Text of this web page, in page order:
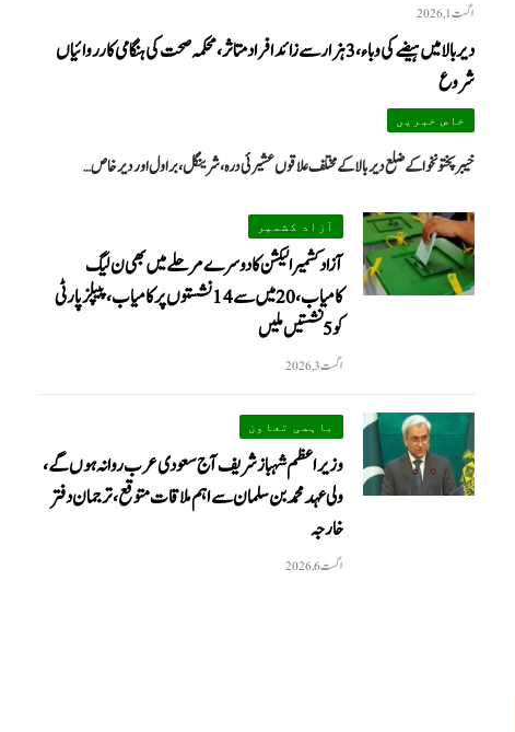
اگست 1, 2026
دیر بالا میں ہیضے کی وباء، 3 ہزار سے زائد افراد متاثر، محکمہ صحت کی ہنگامی کارروائیاں
شروع
خاص خبریں
خیبرپختونخوا کے ضلع دیر بالا کے مختلف علاقوں عشیرئی درہ، شرینگل، براول اور دیر خاص…
آزاد کشمیر
آزاد کشمیر الیکشن کا دوسرے مرحلے میں بھی ن لیگ
کامیاب، 20 میں سے 14 نشستوں پر کامیاب، پیپلزپارٹی
کو 5 نشستیں ملیں
اگست 3, 2026
باہمی تعاون
وزیراعظم شہباز شریف آج سعودی عرب روانہ ہوں گے،
ولی عہد محمد بن سلمان سے اہم ملاقات متوقع، ترجمان دفتر
خارجہ
اگست 6, 2026